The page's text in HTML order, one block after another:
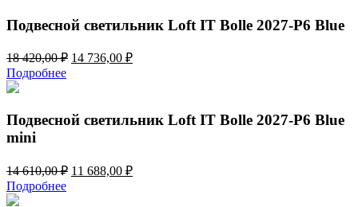
Подвесной светильник Loft IT Bolle 2027-P6 Blue
18 420,00₽ Первоначальная
420,00 ₽.
14 736,00 ₽Текущая
Подробнее
Подвесной светильник Loft IT Bolle 2027-P6 Blue
mini
14 610,00₽ Первоначальная
11 688,00 ₽Текущая
Подробнее